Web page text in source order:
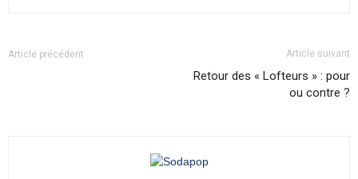
Article précédent Article suivant
Retour des « Lofteurs » : pour
ou contre ?